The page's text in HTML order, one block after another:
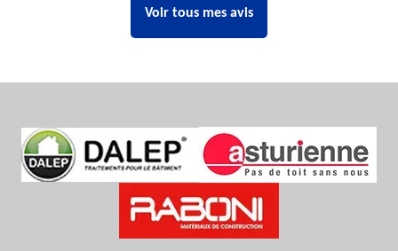
Voir tous mes avis